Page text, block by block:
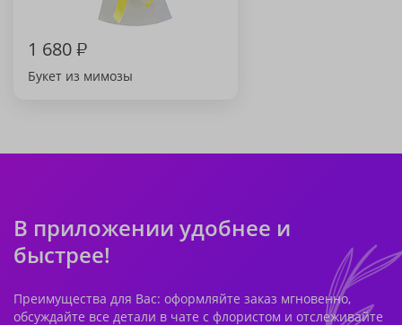
1 680₽
Букет из мимозы
В приложении удобнее и
быстрее!
Преимущества для Вас: оформляйте заказ мгновенно,
обсуждайте все детали в чате с флористом и отслеживайте